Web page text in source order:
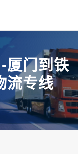
厦门到铁
流专线